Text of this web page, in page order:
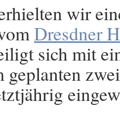
wir
Dresdner
sich mit
geplanten